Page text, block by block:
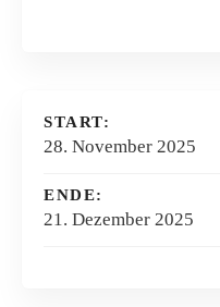
START:
28. November 2025
ENDE:
21. Dezember 2025